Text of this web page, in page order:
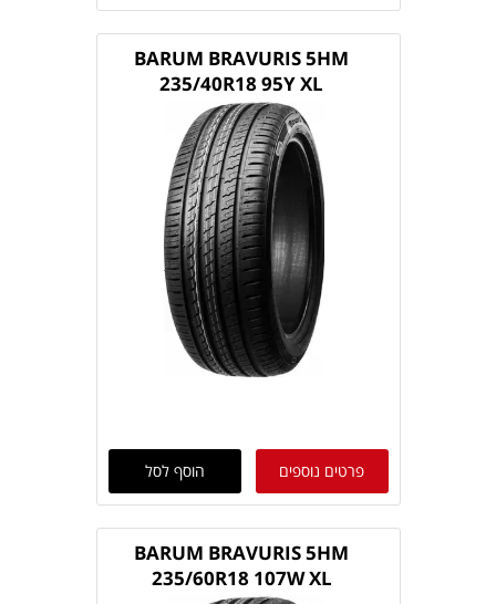
BARUM BRAVURIS 5HM
235/40R18 95Y XL
פרטים נוספים הוסף לסל
BARUM BRAVURIS 5HM
235/60R18 107W XL